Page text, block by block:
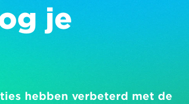
je
hebben verbeterd met de